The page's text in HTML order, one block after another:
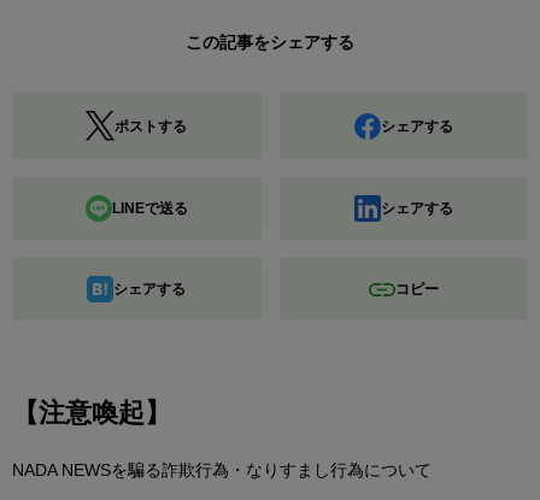
この記事をシェアする
ポストする シェアする
LINEで送る シェアする
シェアする コピー
【注意喚起】
NADA NEWSを騙る詐欺行為・なりすまし行為について